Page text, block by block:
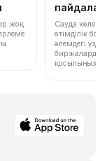
жоқ.
Сауда көлемі
өтімділік
әлемдегі үздік
биржалардың
қосылыңыз.